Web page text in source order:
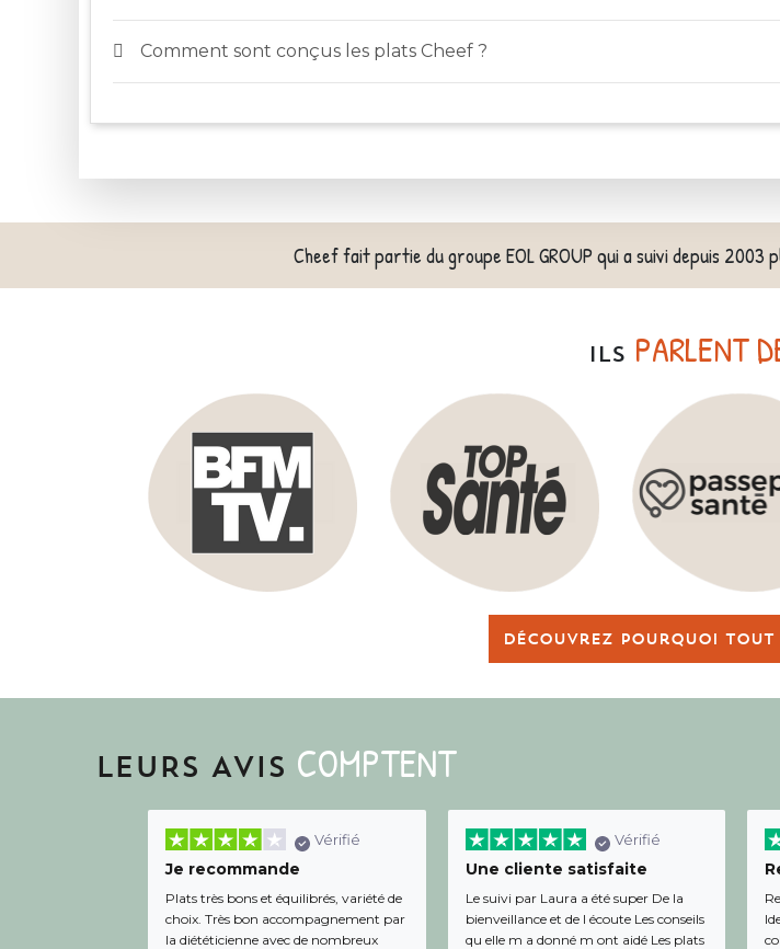
Comment sont conçus les plats Cheef ?
Cheef fait partie du groupe EOL GROUP qui a suivi depuis
ILS PARLENT
Découvrez pourquoi tout
LEURS AVIS COMPTENT
Vérifié
Je recommande
Plats très bons et équilibrés, variété de
choix. Très bon accompagnement par
la diététicienne avec de nombreux
Vérifié
Une cliente satisfaite
Le suivi par Laura a été super De la
bienveillance et de l écoute Les conseils
qu elle m a donné m ont aidé Les plats